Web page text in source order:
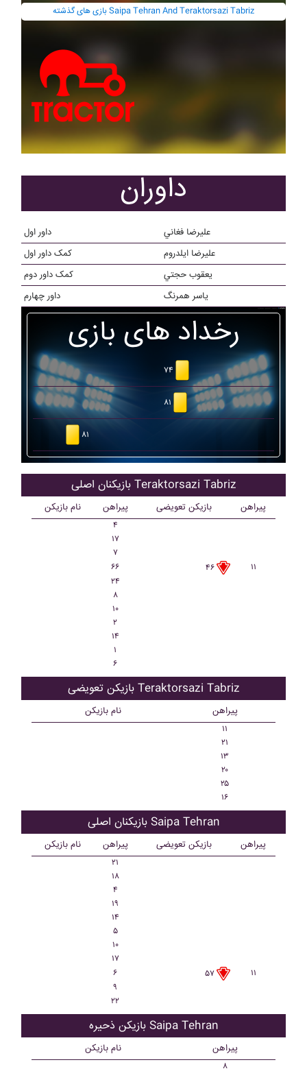
بازی های گذشته Saipa Tehran And Teraktorsazi Tabriz
داوران
داور اول
عليرضا فغاني
کمک داور اول
عليرضا ايلدروم
کمک داور دوم
يعقوب حجتي
داور چهارم
ياسر همرنگ
رخداد های بازی
۷۴
۸۱
۸۱
بازیکنان اصلی Teraktorsazi Tabriz
نام بازیکن پیراهن بازیکن تعویضی پیراهن
۴
۱۷
۷
۶۶
۴۶
۱۱
۲۴
۸
۱۰
۲
۱۴
۱
۶
بازیکن تعویضی Teraktorsazi Tabriz
نام بازیکن پیراهن
۱۱
۲۱
۱۳
۲۰
۲۵
۱۶
بازیکنان اصلی Saipa Tehran
نام بازیکن پیراهن بازیکن تعویضی پیراهن
۲۱
۱۸
۴
۱۹
۱۴
۵
۱۰
۱۷
۶
۵۷
۱۱
۹
۲۲
بازیکن ذحیره Saipa Tehran
نام بازیکن پیراهن
۸